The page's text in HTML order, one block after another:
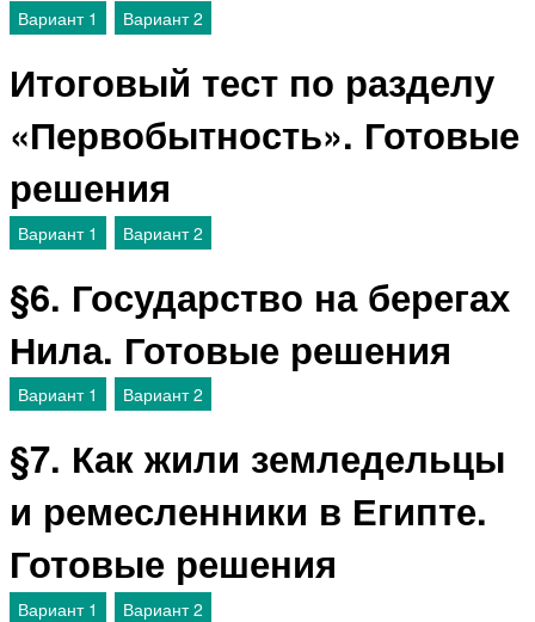
Вариант 1 Вариант 2
Итоговый тест по разделу
«Первобытность». Готовые
решения
Вариант 1 Вариант 2
§6. Государство на берегах
Нила. Готовые решения
Вариант 1 Вариант 2
§7. Как жили земледельцы
и ремесленники в Египте.
Готовые решения
Вариант 1 Вариант 2